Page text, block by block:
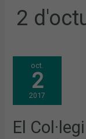
2
oct.
2
2017
El
EL
COL·LEGI
DE
FARMACÈUTICS
DE
BARCELONA
SE
A
L’ATURADA
DEL